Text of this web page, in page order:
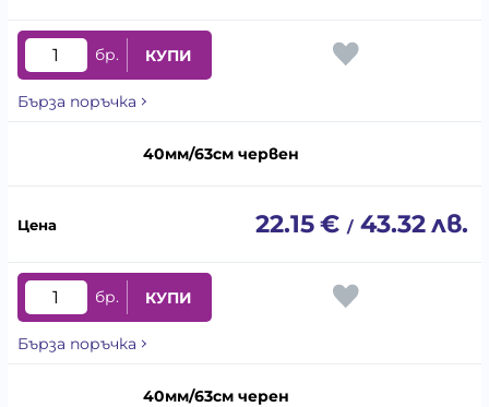
бр. КУПИ
Бърза поръчка
40мм/63см червен
22.15€ / 43.32лв.
бр. КУПИ
Бърза поръчка
40мм/63см черен